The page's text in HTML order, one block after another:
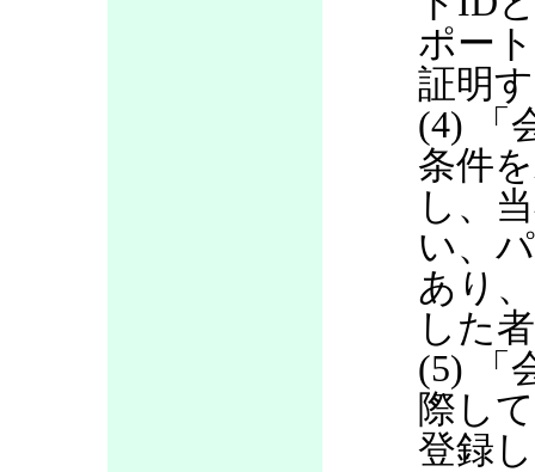
ポー
証明
(4) 「
条件
し、
い、
あり
した
(5) 「
際し
登録